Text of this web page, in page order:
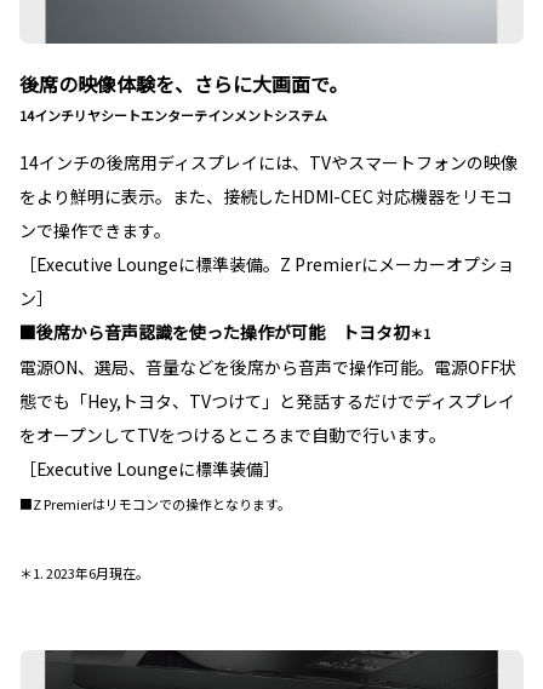
後席の映像体験を、さらに大画面で。
14インチリヤシートエンターテインメントシステム
14インチの後席用ディスプレイには、TVやスマートフォンの映像
をより鮮明に表示。また、接続したHDMI-CEC 対応機器をリモコ
ンで操作できます。
［Executive Loungeに標準装備。Z Premierにメーカーオプショ
ン］
■後席から音声認識を使った操作が可能 トヨタ初＊1
電源ON、選局、音量などを後席から音声で操作可能。電源OFF状
態でも「Hey,トヨタ、TVつけて」と発話するだけでディスプレイ
をオープンしてTVをつけるところまで自動で行います。
［Executive Loungeに標準装備］
■Z Premierはリモコンでの操作となります。
＊1. 2023年6月現在。